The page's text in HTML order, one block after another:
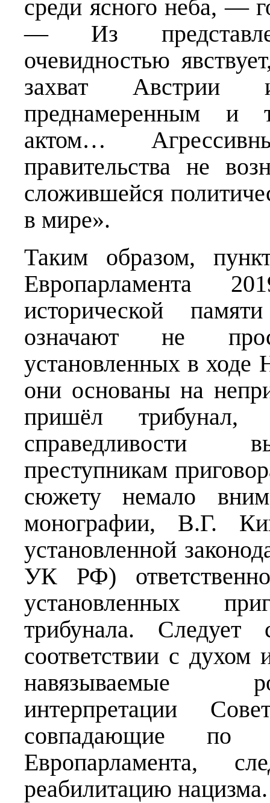
среди ясного неба, —
— Из
очевидностью
захват Австрии
преднамеренным и
актом…
правительства не
сложившейся
в мире».
Таким образом,
Европарламента
исторической
означают не
установленных в ходе
они основаны на
пришёл трибунал,
справедливости
преступникам
сюжету немало
монографии, В.Г.
установленной
УК РФ)
установленных
трибунала. Следует
соответствии с
навязываемые
интерпретации
совпадающие по
Европарламента,
реабилитацию нацизма.